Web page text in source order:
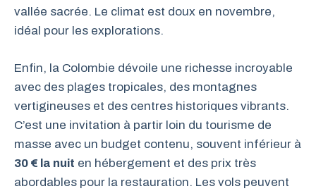
vallée sacrée. Le climat est doux en novembre,
idéal pour les explorations.
Enfin, la Colombie dévoile une richesse incroyable
avec des plages tropicales, des montagnes
vertigineuses et des centres historiques vibrants.
C’est une invitation à partir loin du tourisme de
masse avec un budget contenu, souvent inférieur à
30 € la nuit en hébergement et des prix très
abordables pour la restauration. Les vols peuvent